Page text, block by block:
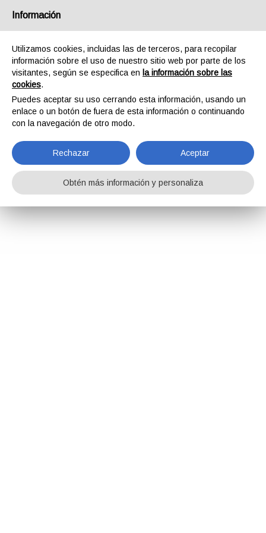
Información
Utilizamos cookies, incluidas las de terceros, para recopilar
información sobre el uso de nuestro sitio web por parte de los
visitantes, según se especifica en la información sobre las
cookies.
Puedes aceptar su uso cerrando esta información, usando un
enlace o un botón de fuera de esta información o continuando
con la navegación de otro modo.
Rechazar Aceptar
Obtén más información y personaliza